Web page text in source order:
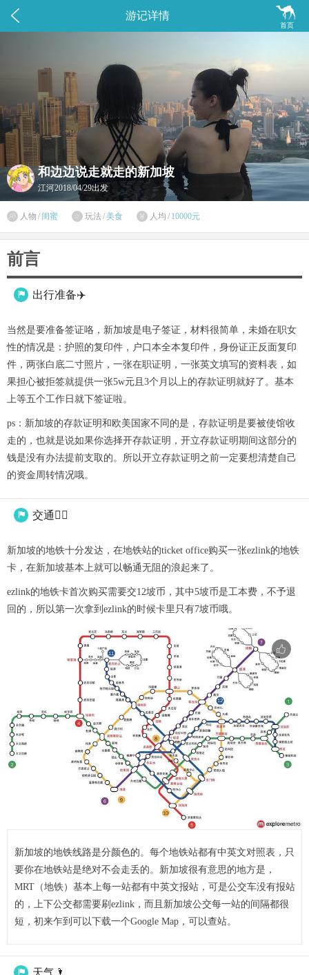
 
首页
游记详情
和边边说走就走的新加坡
江河2018/04/29出发
 人物 / 闺蜜  玩法 /美食  人均 / 10000元
前言
 出行准备✈️
当然是要准备签证咯，新加坡是电子签证，材料很简单，未婚在职女
性的情况是：护照的复印件，户口本全本复印件，身份证正反面复印
件，两张白底二寸照片，一张在职证明，一张英文填写的资料表，如
果担心被拒签就提供一张5w元且3个月以上的存款证明就好了。基本
上等五个工作日就下签证啦。
ps：新加坡的存款证明和欧美国家不同的是，存款证明是要被使馆收
走的，也就是说如果你选择开存款证明，开立存款证明期间这部分的
钱是没有办法提前支取的。所以开立存款证明之前一定要想清楚自己
的资金周转情况哦。
 交通🚴‍♀️
新加坡的地铁十分发达，在地铁站的ticket office购买一张ezlink的地铁
卡，在新加坡基本上就可以畅通无阻的浪起来了。
ezlink的地铁卡首次购买需要交12坡币，其中5坡币是工本费，不予退
回的，所以第一次拿到ezlink的时候卡里只有7坡币哦。
新加坡的地铁线路是分颜色的。每个地铁站都有中英文对照表，只
要你在地铁站是绝对不会走丢的。新加坡很有意思的地方是，
MRT（地铁）基本上每一站都有中英文报站，可是公交车没有报站
的，上下公交都需要刷ezlink，而且新加坡公交每一站的间隔都很
短，初来乍到可以下载一个Google Map，可以查站。
 天气🌂